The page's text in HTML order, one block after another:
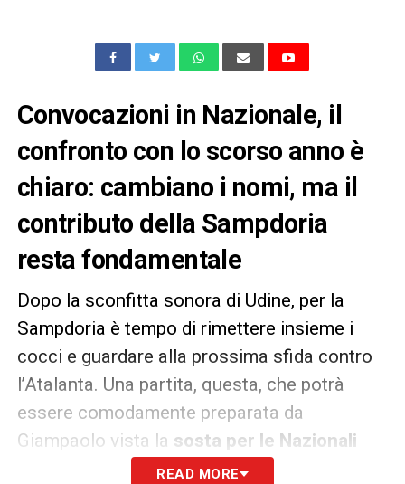
Convocazioni in Nazionale, il
confronto con lo scorso anno è
chiaro: cambiano i nomi, ma il
contributo della Sampdoria
resta fondamentale
Dopo la sconfitta sonora di Udine, per la
Sampdoria è tempo di rimettere insieme i
cocci e guardare alla prossima sfida contro
l’Atalanta. Una partita, questa, che potrà
essere comodamente preparata da
Giampaolo vista la sosta per le Nazionali
che fermerà il campionato questa domenica.
READ MORE